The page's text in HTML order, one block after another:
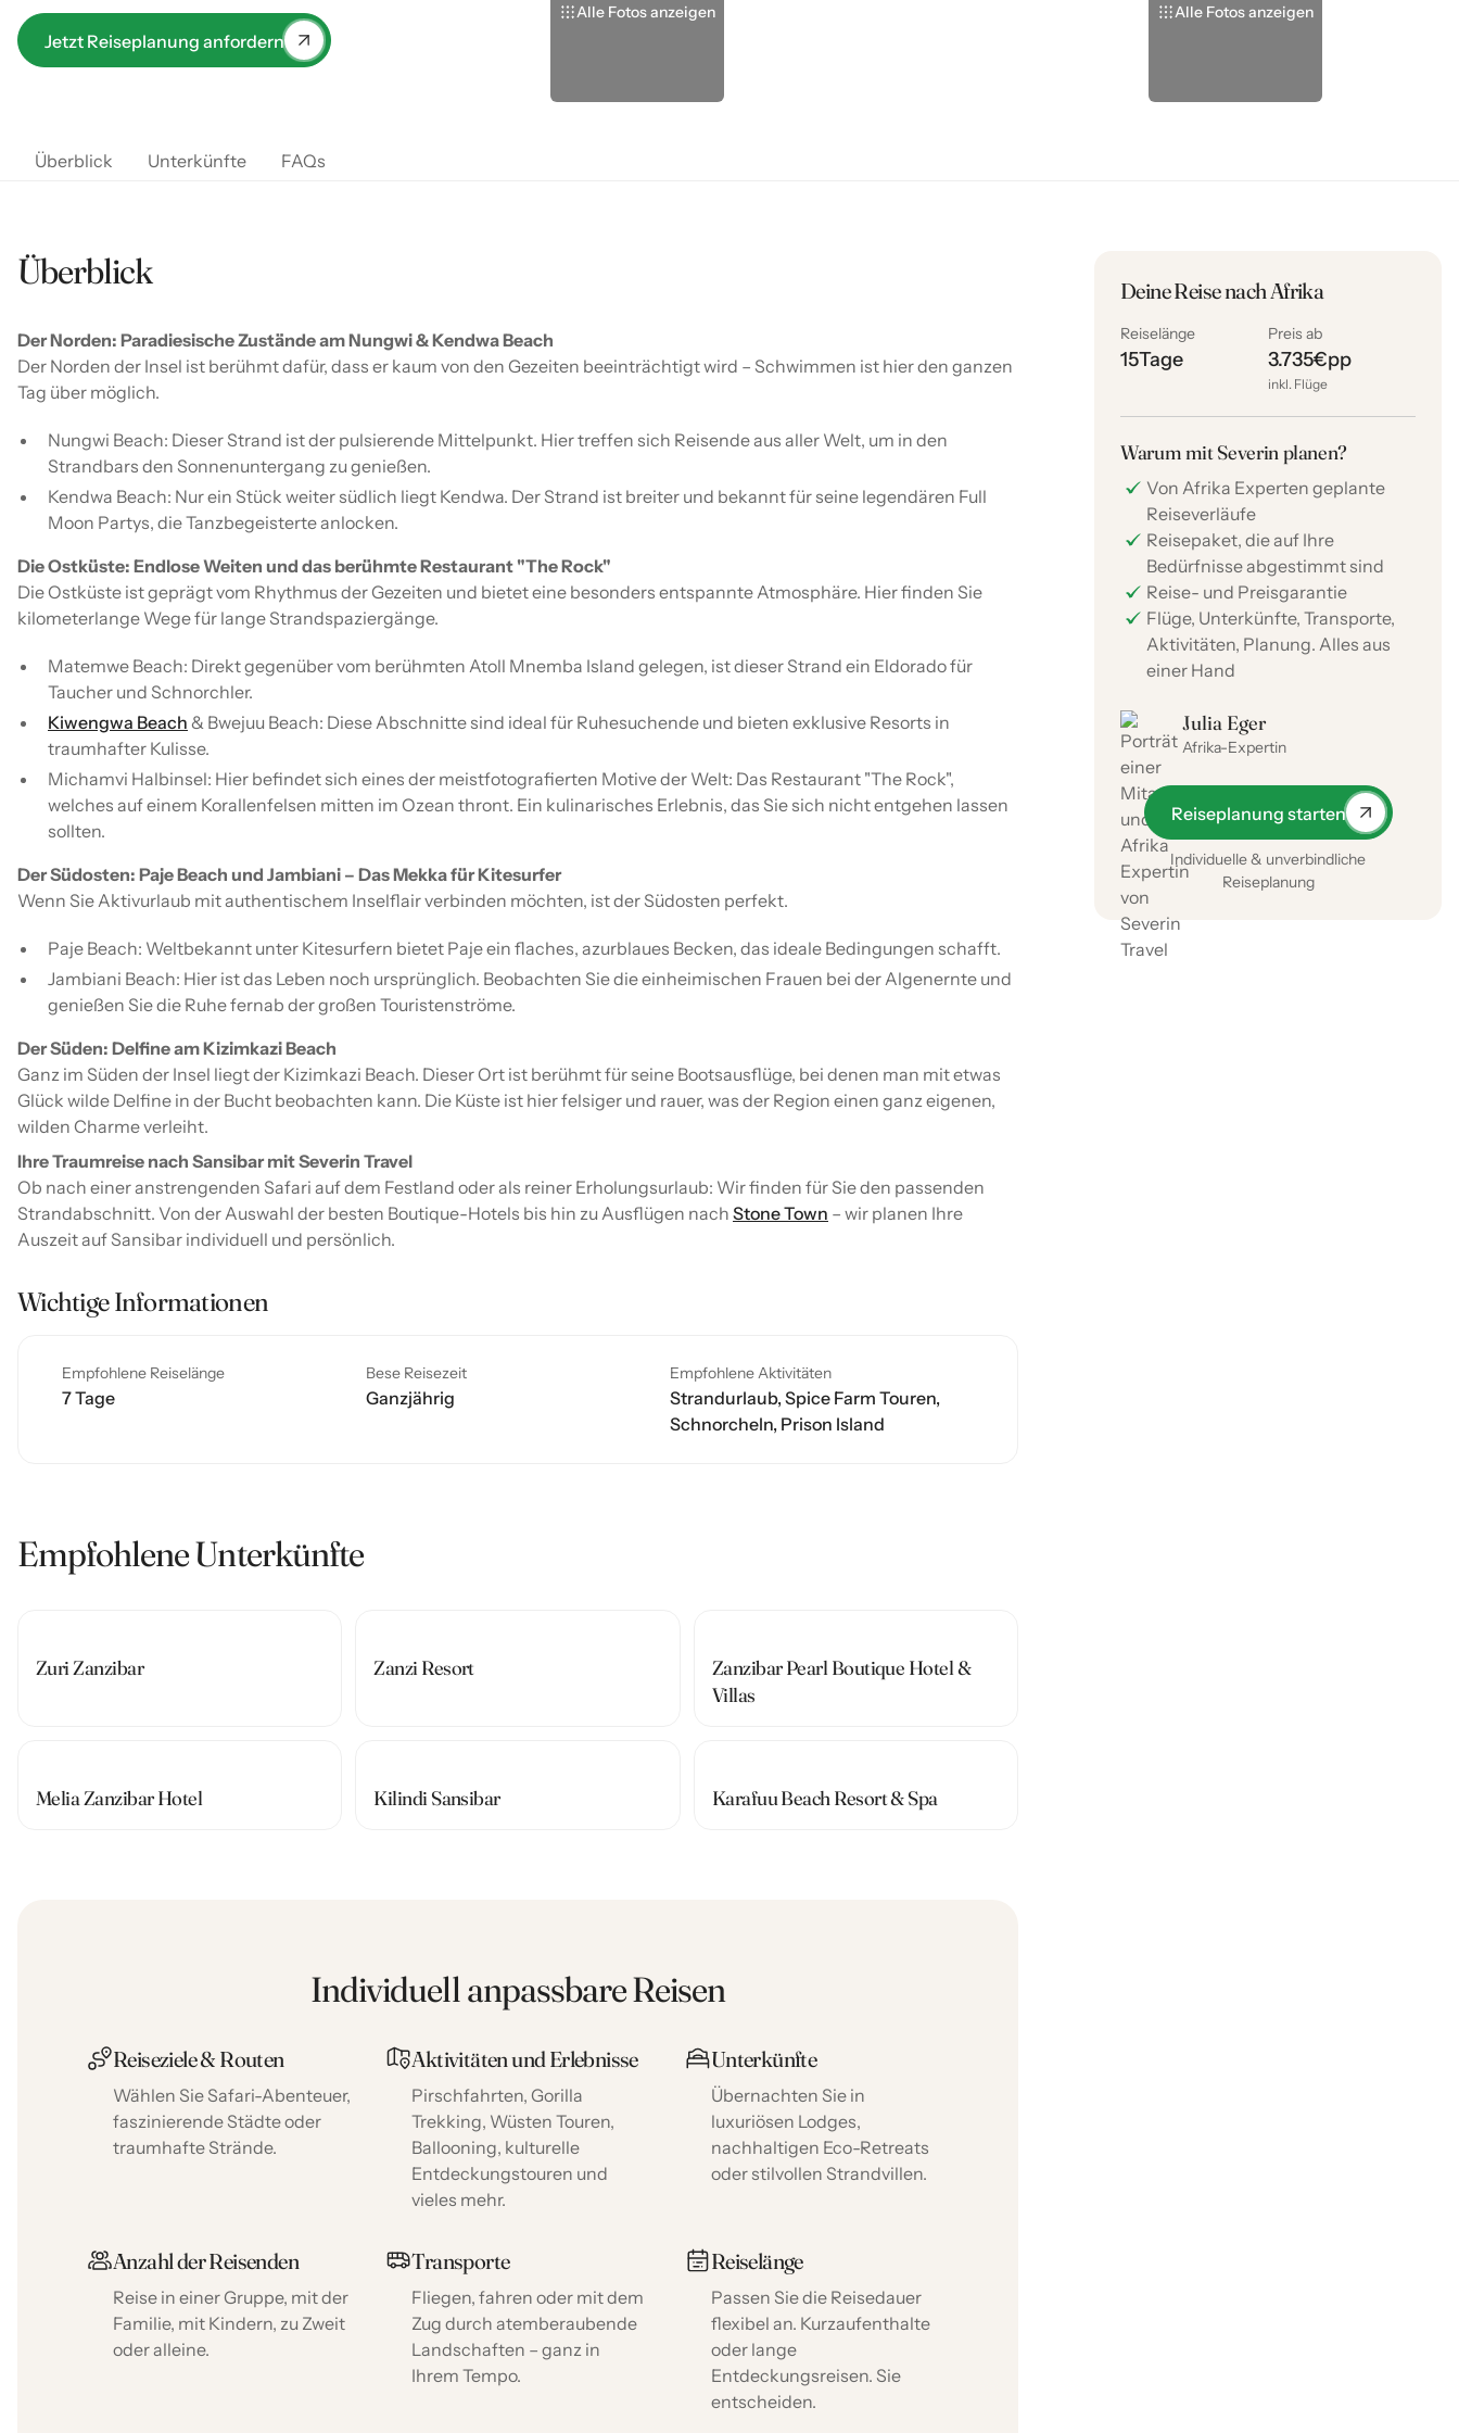
lebhaften Küstenabschnitten bis hin zu unberührten
Naturparadiesen.
Jetzt Reiseplanung anfordern
Alle Fotos anzeigen Alle Fotos anzeigen
Überblick Unterkünfte FAQs
Überblick
Der Norden: Paradiesische Zustände am Nungwi & Kendwa Beach
Der Norden der Insel ist berühmt dafür, dass er kaum von den Gezeiten beeinträchtigt wird – Schwimmen ist hier den ganzen
Tag über möglich.
Nungwi Beach: Dieser Strand ist der pulsierende Mittelpunkt. Hier treffen sich Reisende aus aller Welt, um in den
Strandbars den Sonnenuntergang zu genießen.
Kendwa Beach: Nur ein Stück weiter südlich liegt Kendwa. Der Strand ist breiter und bekannt für seine legendären Full
Moon Partys, die Tanzbegeisterte anlocken.
Die Ostküste: Endlose Weiten und das berühmte Restaurant "The Rock"
Die Ostküste ist geprägt vom Rhythmus der Gezeiten und bietet eine besonders entspannte Atmosphäre. Hier finden Sie
kilometerlange Wege für lange Strandspaziergänge.
Matemwe Beach: Direkt gegenüber vom berühmten Atoll Mnemba Island gelegen, ist dieser Strand ein Eldorado für
Taucher und Schnorchler.
Kiwengwa Beach & Bwejuu Beach: Diese Abschnitte sind ideal für Ruhesuchende und bieten exklusive Resorts in
traumhafter Kulisse.
Michamvi Halbinsel: Hier befindet sich eines der meistfotografierten Motive der Welt: Das Restaurant "The Rock",
welches auf einem Korallenfelsen mitten im Ozean thront. Ein kulinarisches Erlebnis, das Sie sich nicht entgehen lassen
sollten.
Der Südosten: Paje Beach und Jambiani – Das Mekka für Kitesurfer
Wenn Sie Aktivurlaub mit authentischem Inselflair verbinden möchten, ist der Südosten perfekt.
Paje Beach: Weltbekannt unter Kitesurfern bietet Paje ein flaches, azurblaues Becken, das ideale Bedingungen schafft.
Jambiani Beach: Hier ist das Leben noch ursprünglich. Beobachten Sie die einheimischen Frauen bei der Algenernte und
genießen Sie die Ruhe fernab der großen Touristenströme.
Der Süden: Delfine am Kizimkazi Beach
Ganz im Süden der Insel liegt der Kizimkazi Beach. Dieser Ort ist berühmt für seine Bootsausflüge, bei denen man mit etwas
Glück wilde Delfine in der Bucht beobachten kann. Die Küste ist hier felsiger und rauer, was der Region einen ganz eigenen,
wilden Charme verleiht.
Ihre Traumreise nach Sansibar mit Severin Travel
Ob nach einer anstrengenden Safari auf dem Festland oder als reiner Erholungsurlaub: Wir finden für Sie den passenden
Strandabschnitt. Von der Auswahl der besten Boutique-Hotels bis hin zu Ausflügen nach Stone Town – wir planen Ihre
Auszeit auf Sansibar individuell und persönlich.
Wichtige Informationen
Empfohlene Reiselänge
7 Tage
Bese Reisezeit
Ganzjährig
Empfohlene Aktivitäten
Strandurlaub, Spice Farm Touren,
Schnorcheln, Prison Island
Empfohlene Unterkünfte
Zuri Zanzibar Zanzi Resort
Zanzibar Pearl Boutique Hotel &
Villas
Melia Zanzibar Hotel Kilindi Sansibar Karafuu Beach Resort & Spa
Individuell anpassbare Reisen
Reiseziele & Routen
Wählen Sie Safari-Abenteuer,
faszinierende Städte oder
traumhafte Strände.
Aktivitäten und Erlebnisse
Pirschfahrten, Gorilla
Trekking, Wüsten Touren,
Ballooning, kulturelle
Entdeckungstouren und
vieles mehr.
Unterkünfte
Übernachten Sie in
luxuriösen Lodges,
nachhaltigen Eco-Retreats
oder stilvollen Strandvillen.
Anzahl der Reisenden
Reise in einer Gruppe, mit der
Familie, mit Kindern, zu Zweit
oder alleine.
Transporte
Fliegen, fahren oder mit dem
Zug durch atemberaubende
Landschaften – ganz in
Ihrem Tempo.
Reiselänge
Passen Sie die Reisedauer
flexibel an. Kurzaufenthalte
oder lange
Entdeckungsreisen. Sie
entscheiden.
Deine Reise nach Afrika
Reiselänge
15Tage
Preis ab
3.735€pp
inkl. Flüge
Warum mit Severin planen?
Von Afrika Experten geplante
Reiseverläufe
Reisepaket, die auf Ihre
Bedürfnisse abgestimmt sind
Reise- und Preisgarantie
Flüge, Unterkünfte, Transporte,
Aktivitäten, Planung. Alles aus
einer Hand
Julia Eger
Afrika-Expertin
Reiseplanung starten
Individuelle & unverbindliche
Reiseplanung